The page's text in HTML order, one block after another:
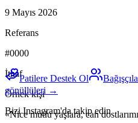
9 Mayıs 2026
Referans
#0000
İthaf
Örnek kişi
«Nice mutlu yaşlara, can
Patilere Destek Ol
gönüllüleri →
Bizi Instagram'da takip edin